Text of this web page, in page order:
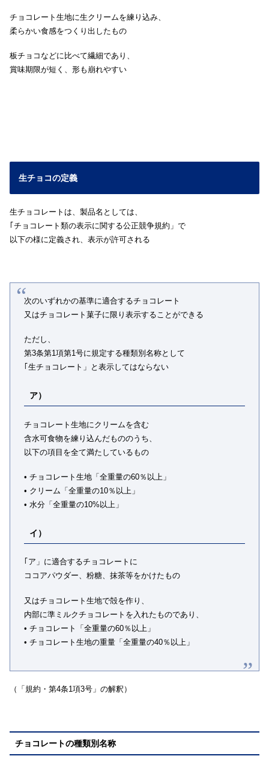
チョコレート生地に生クリームを練り込み、
柔らかい食感をつくり出したもの
板チョコなどに比べて繊細であり、
賞味期限が短く、形も崩れやすい
生チョコの定義
生チョコレートは、製品名としては、
｢チョコレート類の表示に関する公正競争規約」で
以下の様に定義され、表示が許可される
次のいずれかの基準に適合するチョコレート
又はチョコレート菓子に限り表示することができる
ただし、
第3条第1項第1号に規定する種類別名称として
｢生チョコレート」と表示してはならない
ア）
チョコレート生地にクリームを含む
含水可食物を練り込んだもののうち、
以下の項目を全て満たしているもの
• チョコレート生地「全重量の60％以上」
• クリーム「全重量の10％以上」
• 水分「全重量の10%以上」
イ）
｢ア」に適合するチョコレートに
ココアパウダー、粉糖、抹茶等をかけたもの
又はチョコレート生地で殻を作り、
内部に準ミルクチョコレートを入れたものであり、
• チョコレート「全重量の60％以上」
• チョコレート生地の重量「全重量の40％以上」
（「規約・第4条1項3号」の解釈）
チョコレートの種類別名称